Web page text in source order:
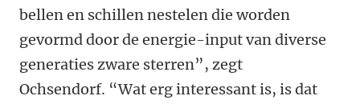
bellen en schillen nestelen die worden
gevormd door de energie-input van diverse
generaties zware sterren”, zegt
Ochsendorf. “Wat erg interessant is, is dat